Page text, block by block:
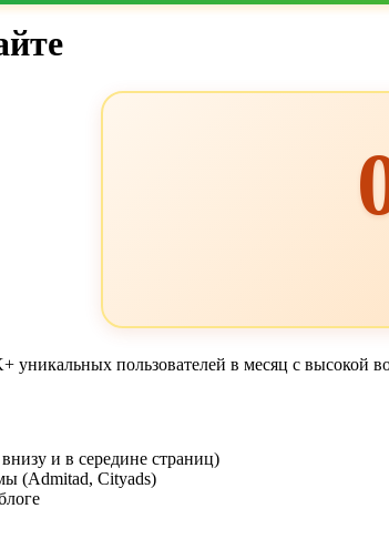
уникальных пользователей в месяц с высокой
и в середине страниц)
(Admitad, Cityads)